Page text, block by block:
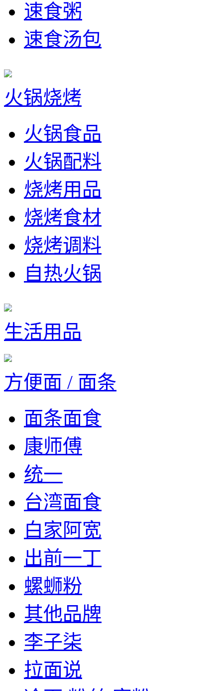
速食粥
速食汤包
火锅烧烤
火锅食品
火锅配料
烧烤用品
烧烤食材
烧烤调料
自热火锅
生活用品
方便面 / 面条
面条面食
康师傅
统一
台湾面食
白家阿宽
出前一丁
螺蛳粉
其他品牌
李子柒
拉面说